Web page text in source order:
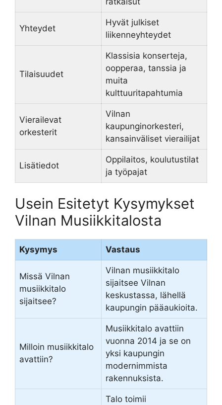
Yhteydet
Hyvät julkiset
liikenneyhteydet
Tilaisuudet
Klassisia konserteja,
oopperaa, tanssia ja
muita
kulttuuritapahtumia
Vierailevat
orkesterit
Vilnan
kaupunginorkesteri,
kansainväliset vierailijat
Lisätiedot
Oppilaitos, koulutustilat
ja työpajat
Usein Esitetyt Kysymykset
Vilnan Musiikkitalosta
Kysymys Vastaus
Missä Vilnan
musiikkitalo
sijaitsee?
Vilnan musiikkitalo
sijaitsee Vilnan
keskustassa, lähellä
kaupungin pääaukioita.
Milloin musiikkitalo
avattiin?
Musiikkitalo avattiin
vuonna 2014 ja se on
yksi kaupungin
modernimmista
rakennuksista.
Talo toimii